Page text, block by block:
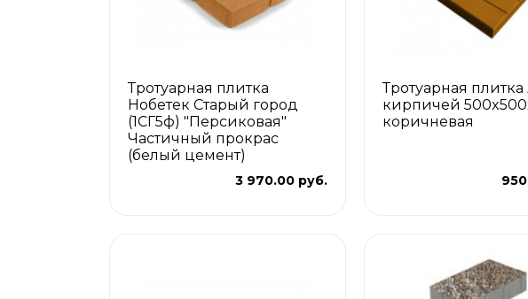
Тротуарная плитка
Нобетек Старый город
(1СГ5ф) "Персиковая"
Частичный прокрас
(белый цемент)
3 970.00 руб.
Тротуарная плитка
кирпичей
коричневая